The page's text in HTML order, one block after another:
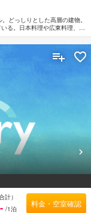
どっしりとした高層の建物。
る。日本料理や広東料理、フ
約5分。東京ドームへは徒歩
計）
/1泊
料金・空室確認